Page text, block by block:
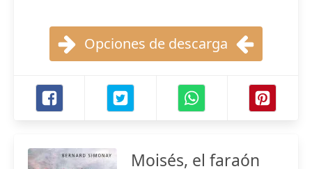
Opciones de descarga
Moisés, el faraón